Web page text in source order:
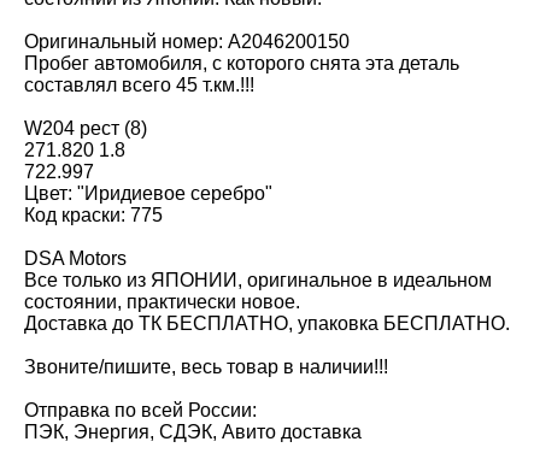
Оригинальный номер: A2046200150
Пробег автомобиля, с которого снята эта деталь
составлял всего 45 т.км.!!!
W204 рест (8)
271.820 1.8
722.997
Цвет: "Иридиевое серебро"
Код краски: 775
DSA Motors
Все только из ЯПОНИИ, оригинальное в идеальном
состоянии, практически новое.
Доставка до ТК БЕСПЛАТНО, упаковка БЕСПЛАТНО.
Звоните/пишите, весь товар в наличии!!!
Отправка по всей России:
ПЭК, Энергия, СДЭК, Авито доставка